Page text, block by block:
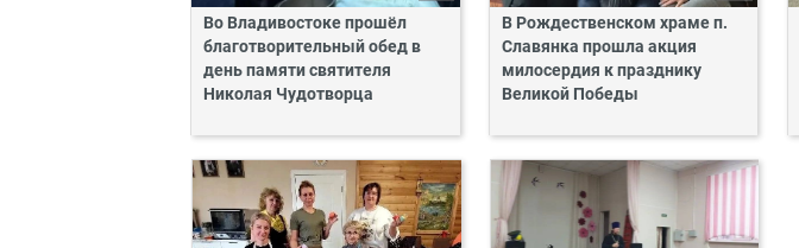
Во Владивостоке прошёл
благотворительный обед в
день памяти святителя
Николая Чудотворца
В Рождественском храме п.
Славянка прошла акция
милосердия к празднику
Великой Победы